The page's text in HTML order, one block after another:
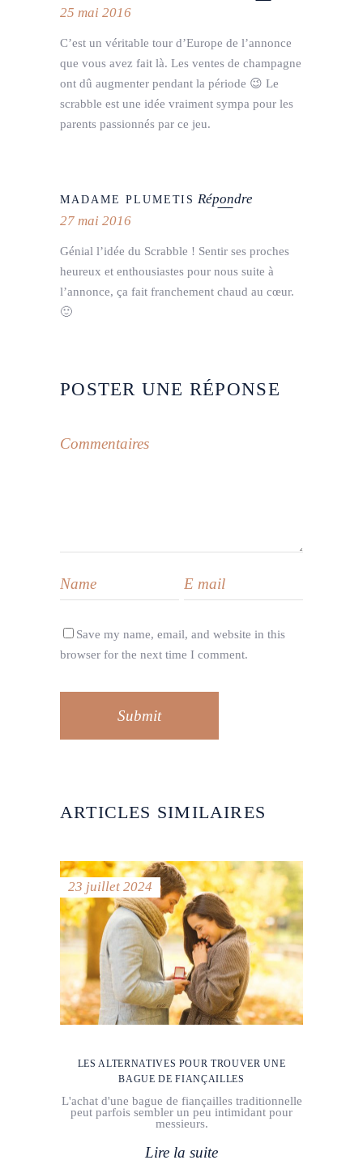
25 mai 2016
C’est un véritable tour d’Europe de l’annonce
que vous avez fait là. Les ventes de champagne
ont dû augmenter pendant la période 😉 Le
scrabble est une idée vraiment sympa pour les
parents passionnés par ce jeu.
MADAME PLUMETIS Répondre
27 mai 2016
Génial l’idée du Scrabble ! Sentir ses proches
heureux et enthousiastes pour nous suite à
l’annonce, ça fait franchement chaud au cœur.
🙂
POSTER UNE RÉPONSE
Save my name, email, and website in this
browser for the next time I comment.
Submit
ARTICLES SIMILAIRES
23 juillet 2024
LES ALTERNATIVES POUR TROUVER UNE
BAGUE DE FIANÇAILLES
L'achat d'une bague de fiançailles traditionnelle
peut parfois sembler un peu intimidant pour
messieurs.
Lire la suite